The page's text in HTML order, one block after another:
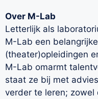
Over M-Lab
Letterlijk als
M-Lab een
(theater)opleidingen
M-Lab omarmt
staat ze bij met
verder te leren; zowel